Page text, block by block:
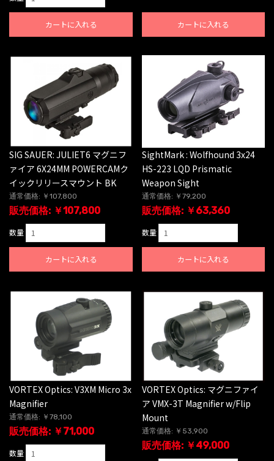
カートに入れる カートに入れる
SIG SAUER: JULIET6 マグニフ
ァイア 6X24MM POWERCAMク
イックリリースマウント BK
通常価格: ￥107,800
販売価格: ￥107,800
数量
カートに入れる
SightMark : Wolfhound 3x24
HS-223 LQD Prismatic
Weapon Sight
通常価格: ￥79,200
販売価格: ￥63,360
数量
カートに入れる
VORTEX Optics: V3XM Micro 3x
Magnifier
通常価格: ￥78,100
販売価格: ￥71,000
数量
VORTEX Optics: マグニファイ
ア VMX-3T Magnifier w/Flip
Mount
通常価格: ￥53,900
販売価格: ￥49,000